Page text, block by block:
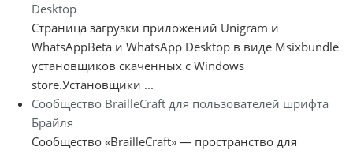
Desktop
Страница загрузки приложений Unigram и
WhatsAppBeta и WhatsApp Desktop в виде Msixbundle
установщиков скаченных с Windows
store.Установщики ...
Сообщество BrailleCraft для пользователей шрифта
Брайля
Сообщество «BrailleCraft» — пространство для